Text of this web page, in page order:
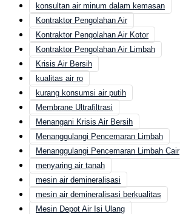
konsultan air minum dalam kemasan
Kontraktor Pengolahan Air
Kontraktor Pengolahan Air Kotor
Kontraktor Pengolahan Air Limbah
Krisis Air Bersih
kualitas air ro
kurang konsumsi air putih
Membrane Ultrafiltrasi
Menangani Krisis Air Bersih
Menanggulangi Pencemaran Limbah
Menanggulangi Pencemaran Limbah Cair
menyaring air tanah
mesin air demineralisasi
mesin air demineralisasi berkualitas
Mesin Depot Air Isi Ulang